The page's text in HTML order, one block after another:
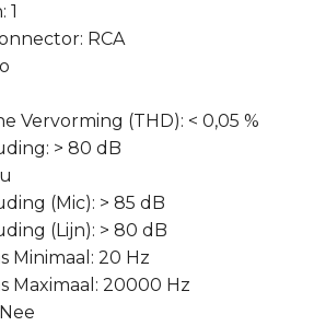
1
RCA
Vervorming (THD): < 0,05 %
> 80 dB
(Mic): > 85 dB
(Lijn): > 80 dB
Minimaal: 20 Hz
Maximaal: 20000 Hz